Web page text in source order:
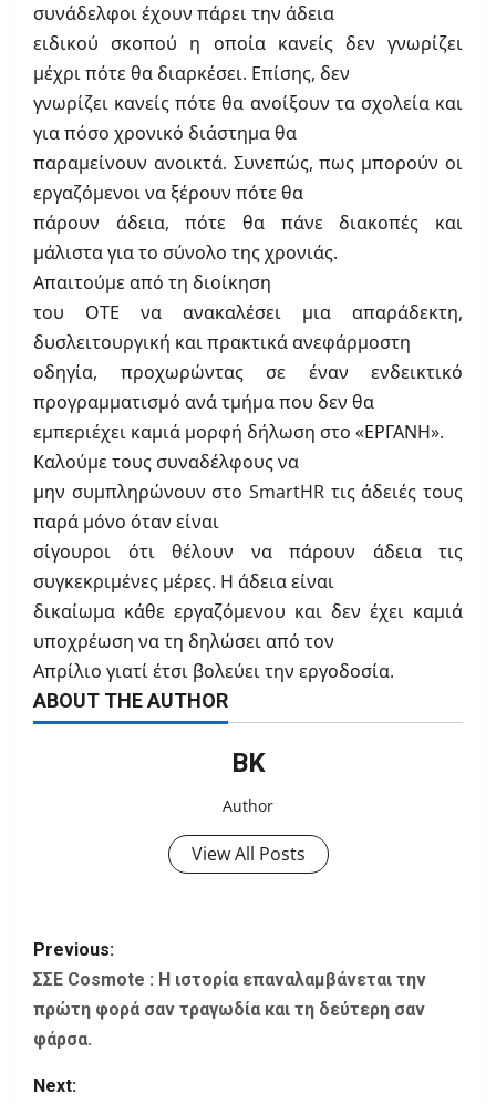
συνάδελφοι έχουν πάρει την άδεια
ειδικού σκοπού η οποία κανείς δεν γνωρίζει
μέχρι πότε θα διαρκέσει. Επίσης, δεν
γνωρίζει κανείς πότε θα ανοίξουν τα σχολεία και
για πόσο χρονικό διάστημα θα
παραμείνουν ανοικτά. Συνεπώς, πως μπορούν οι
εργαζόμενοι να ξέρουν πότε θα
πάρουν άδεια, πότε θα πάνε διακοπές και
μάλιστα για το σύνολο της χρονιάς.
Απαιτούμε από τη διοίκηση
του ΟΤΕ να ανακαλέσει μια απαράδεκτη,
δυσλειτουργική και πρακτικά ανεφάρμοστη
οδηγία, προχωρώντας σε έναν ενδεικτικό
προγραμματισμό ανά τμήμα που δεν θα
εμπεριέχει καμιά μορφή δήλωση στο «ΕΡΓΑΝΗ».
Καλούμε τους συναδέλφους να
μην συμπληρώνουν στο SmartHR τις άδειές τους
παρά μόνο όταν είναι
σίγουροι ότι θέλουν να πάρουν άδεια τις
συγκεκριμένες μέρες. Η άδεια είναι
δικαίωμα κάθε εργαζόμενου και δεν έχει καμιά
υποχρέωση να τη δηλώσει από τον
Απρίλιο γιατί έτσι βολεύει την εργοδοσία.
ABOUT THE AUTHOR
ΒΚ
Author
View All Posts
P
o
s
t
Previous:
ΣΣΕ Cosmote : Η ιστορία επαναλαμβάνεται την
πρώτη φορά σαν τραγωδία και τη δεύτερη σαν
φάρσα.
Next: